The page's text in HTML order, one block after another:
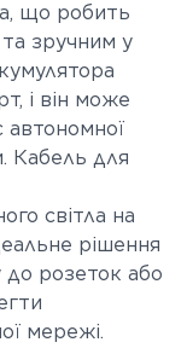
що робить
зручним у
і він може
автономної
Кабель для
світла на
рішення
до розеток або
мережі.